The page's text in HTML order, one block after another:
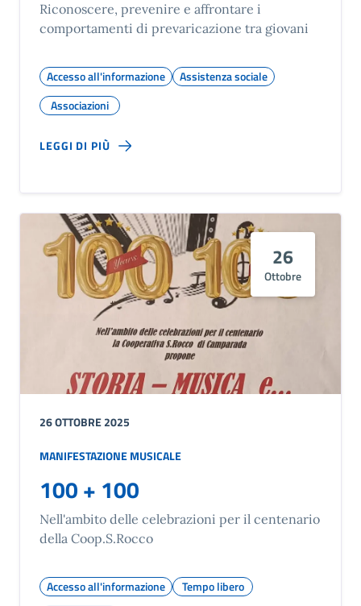
Riconoscere, prevenire e affrontare i
comportamenti di prevaricazione tra giovani
Accesso all'informazione
Assistenza sociale
Associazioni
LEGGI DI PIÙ
26
Ottobre
26 OTTOBRE 2025
MANIFESTAZIONE MUSICALE
100 + 100
Nell'ambito delle celebrazioni per il centenario
della Coop.S.Rocco
Accesso all'informazione
Tempo libero